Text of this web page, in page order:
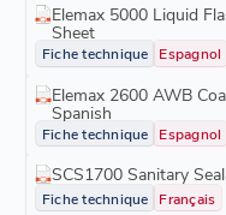
Elemax 5000 Liquid
Sheet
Fiche technique Espagnol
Elemax 2600 AWB
Spanish
Fiche technique Espagnol
SCS1700 Sanitary
Fiche technique Français